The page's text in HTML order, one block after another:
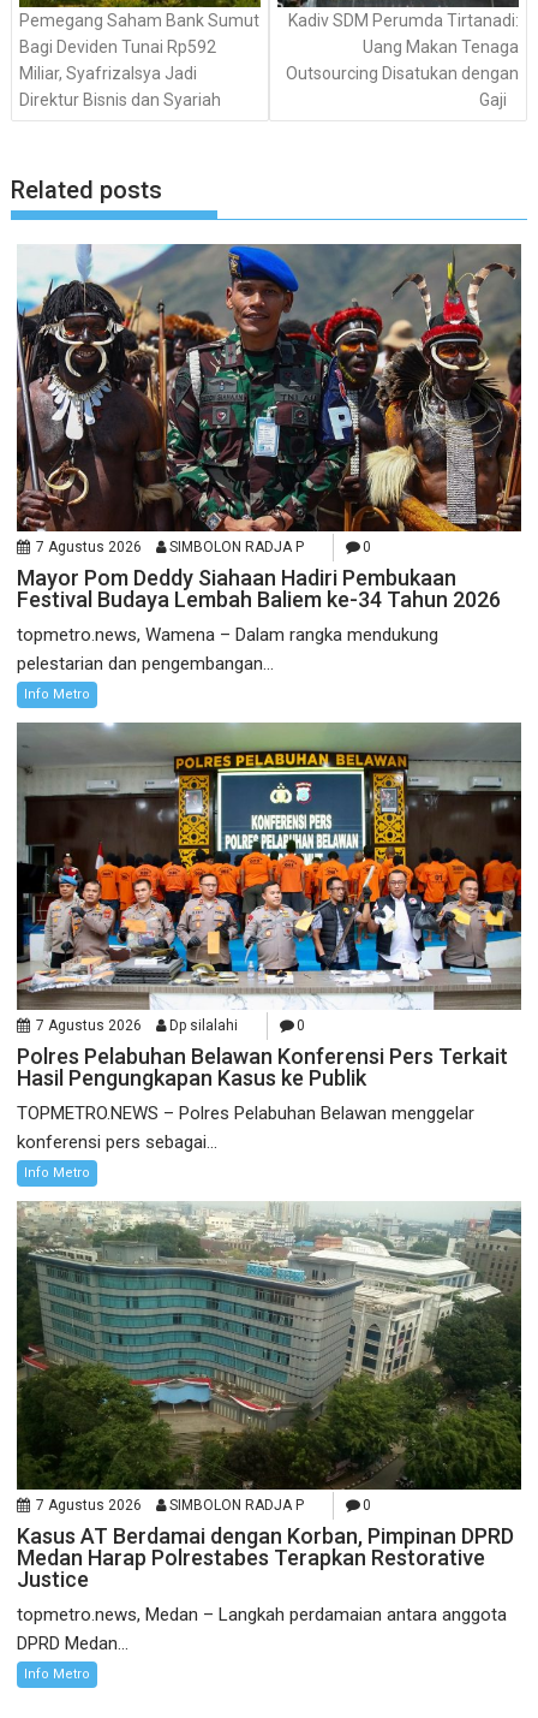
Pemegang Saham Bank Sumut
Bagi Deviden Tunai Rp592
Miliar, Syafrizalsya Jadi
Direktur Bisnis dan Syariah
Kadiv SDM Perumda Tirtanadi:
Uang Makan Tenaga
Outsourcing Disatukan dengan
Gaji
Related posts
7 Agustus 2026 SIMBOLON RADJA P 0
Mayor Pom Deddy Siahaan Hadiri Pembukaan
Festival Budaya Lembah Baliem ke-34 Tahun 2026
topmetro.news, Wamena – Dalam rangka mendukung
pelestarian dan pengembangan...
Info Metro
7 Agustus 2026 Dp silalahi 0
Polres Pelabuhan Belawan Konferensi Pers Terkait
Hasil Pengungkapan Kasus ke Publik
TOPMETRO.NEWS – Polres Pelabuhan Belawan menggelar
konferensi pers sebagai...
Info Metro
7 Agustus 2026 SIMBOLON RADJA P 0
Kasus AT Berdamai dengan Korban, Pimpinan DPRD
Medan Harap Polrestabes Terapkan Restorative
Justice
topmetro.news, Medan – Langkah perdamaian antara anggota
DPRD Medan...
Info Metro